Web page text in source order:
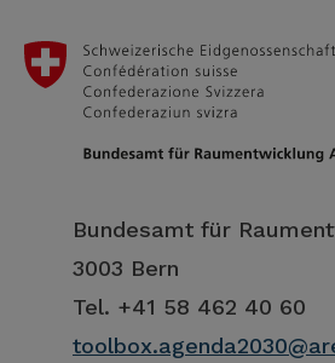
Bundesamt für
3003 Bern
Tel. +41 58 462 40 60